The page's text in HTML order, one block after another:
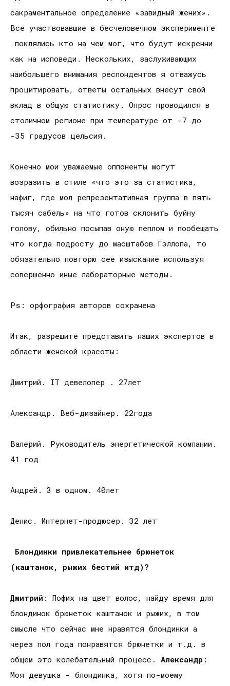
сакраментальное определение «завидный жених».
Все участвовавшие в бесчеловечном эксперименте
поклялись кто на чем мог, что будут искренни
как на исповеди. Нескольких, заслуживающих
наибольшего внимания респондентов я отважусь
процитировать, ответы остальных внесут свой
вклад в общую статистику. Опрос проводился в
столичном регионе при температуре от -7 до
-35 градусов цельсия.
Конечно мои уважаемые оппоненты могут
возразить в стиле «что это за статистика,
нафиг, где мол репрезентативная группа в пять
тысяч сабель» на что готов склонить буйну
голову, обильно посыпав оную пеплом и пообещать
что когда подросту до масштабов Гэллопа, то
обязательно повторю сее изыскание используя
совершенно иные лабораторные методы.
Ps: орфография авторов сохранена
Итак, разрешите представить наших экспертов в
области женской красоты:
Дмитрий. IT девелопер . 27лет
Александр. Веб-дизайнер. 22года
Валерий. Руководитель энергетической компании.
41 год
Андрей. 3 в одном. 40лет
Денис. Интернет-продюсер. 32 лет
Блондинки привлекательнее брюнеток
(каштанок, рыжих бестий итд)?
Дмитрий : Пофих на цвет волос, найду время для
блондинок брюнеток каштанок и рыжих, в том
смысле что сейчас мне нравятся блондинки а
через пол года понравятся брюнетки и т.д. в
общем это колебательный процесс. Александр :
Моя девушка - блондинка, хотя по-моему